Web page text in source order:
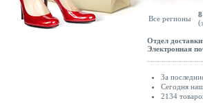
Все регионы
Отдел
Электронная
За
Сегодня
2134